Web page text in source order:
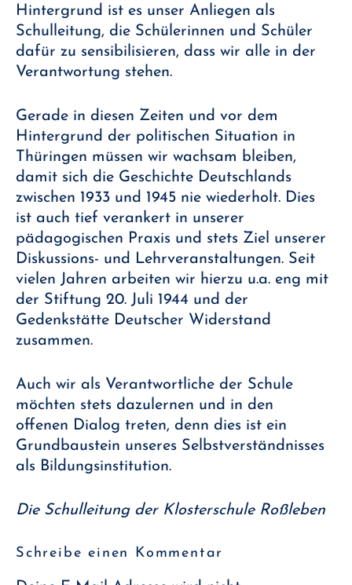
Hintergrund ist es unser Anliegen als
Schulleitung, die Schülerinnen und Schüler
dafür zu sensibilisieren, dass wir alle in der
Verantwortung stehen.
Gerade in diesen Zeiten und vor dem
Hintergrund der politischen Situation in
Thüringen müssen wir wachsam bleiben,
damit sich die Geschichte Deutschlands
zwischen 1933 und 1945 nie wiederholt. Dies
ist auch tief verankert in unserer
pädagogischen Praxis und stets Ziel unserer
Diskussions- und Lehrveranstaltungen. Seit
vielen Jahren arbeiten wir hierzu u.a. eng mit
der Stiftung 20. Juli 1944 und der
Gedenkstätte Deutscher Widerstand
zusammen.
Auch wir als Verantwortliche der Schule
möchten stets dazulernen und in den
offenen Dialog treten, denn dies ist ein
Grundbaustein unseres Selbstverständnisses
als Bildungsinstitution.
Die Schulleitung der Klosterschule Roßleben
Schreibe einen Kommentar